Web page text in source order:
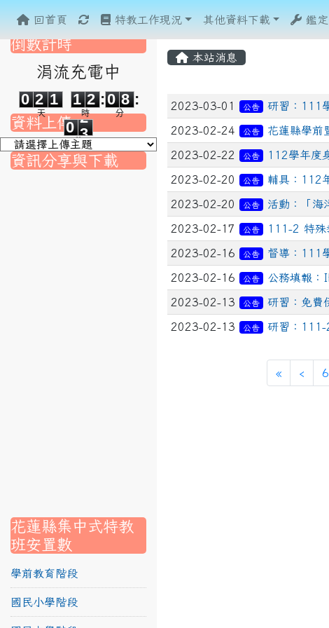
本站消息
文章列表
2023-03-01 公告 研習：111
2023-02-24 公告 花蓮縣學前
2023-02-22 公告 112學年度
2023-02-20 公告 輔具：112
2023-02-20 公告 活動：「海
2023-02-17 公告 111-2 特殊
2023-02-16 公告 督導：111
2023-02-16 公告 公務填報：
2023-02-13 公告 研習：免費
2023-02-13 公告 研習：111-
«第一頁
‹上一
倒數計時
涓流充電中
0
2
2
1
1
天
1
1
2
2
時
:
0
0 8
分
:
0
0
2
2
秒
資料上傳
資訊分享與下載
nk to https://srec.hlc.edu.tw/modules/tad_assignment/
ink to https://srec.hlc.edu.tw/modules/tad_assignment/
link to https://srec.hlc.edu.tw/modules/tadnews/
link to https://srec.hlc.edu.tw/modules/tadnews/
link to https://srec.hlc.edu.tw/modules/tadnews/
link to https://srec.hlc.edu.tw/modules/tadnews/
link to https://srec.hlc.edu.tw/modules/tadnews/
link to https://srec.hlc.edu.tw/modules/tadnews/
to https://srec.hlc.edu.tw/modules/tadnews/
link to https://srec.hlc.edu.tw/modules/tadnews/
link to https://srec.hlc.edu.tw/modules/tadnews/
link to https://srec.hlc.edu.tw/modules/tadnews/
link to https://srec.hlc.edu.tw/modules/tadnews/
link to https://srec.hlc.edu.tw/modules/tadnews/
link to https://srec.hlc.edu.tw/modules/tadnews/
link to https://srec.hlc.edu.tw/modules/tadnews/
花蓮縣集中式特教
班安置數
學前教育階段
國民小學階段
回首頁 重新取得佈景設定
特教工作現況 其他資料下載 鑑